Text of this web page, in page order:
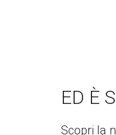
ED È
Scopri la